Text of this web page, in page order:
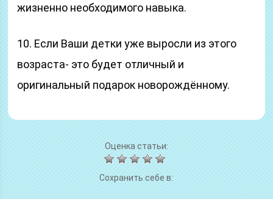
жизненно необходимого навыка.
10. Если Ваши детки уже выросли из этого
возраста- это будет отличный и
оригинальный подарок новорождённому.
Оценка статьи:
Сохранить себе в: